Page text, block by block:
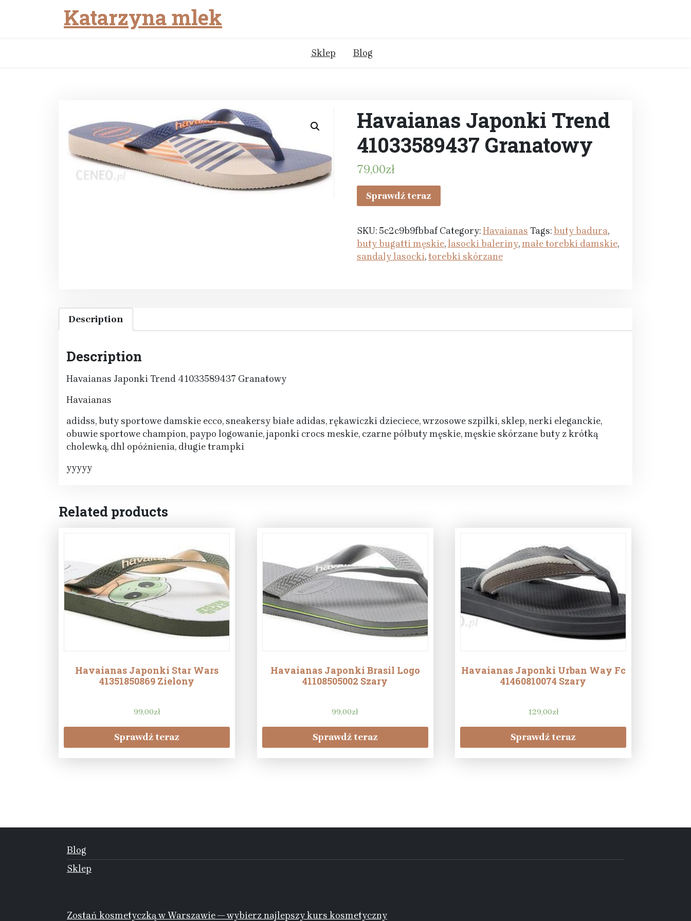
Katarzyna mlek
Sklep Blog
Havaianas Japonki Trend
41033589437 Granatowy
79,00zł
Sprawdź teraz
SKU: 5c2c9b9fbbaf Category:Havaianas Tags:buty badura,
buty bugatti męskie,lasocki baleriny,małe torebki damskie,
sandaly lasocki,torebki skórzane
Description
Description
Havaianas Japonki Trend 41033589437 Granatowy
Havaianas
adidss, buty sportowe damskie ecco, sneakersy białe adidas, rękawiczki dzieciece, wrzosowe szpilki, sklep, nerki eleganckie,
obuwie sportowe champion, paypo logowanie, japonki crocs meskie, czarne półbuty męskie, męskie skórzane buty z krótką
cholewką, dhl opóźnienia, długie trampki
yyyyy
Related products
Havaianas Japonki Star Wars
41351850869 Zielony
99,00zł
Sprawdź teraz
Havaianas Japonki Brasil Logo
41108505002 Szary
99,00zł
Sprawdź teraz
Havaianas Japonki Urban Way Fc
41460810074 Szary
129,00zł
Sprawdź teraz
Blog
Sklep
Zostań kosmetyczką w Warszawie — wybierz najlepszy kurs kosmetyczny